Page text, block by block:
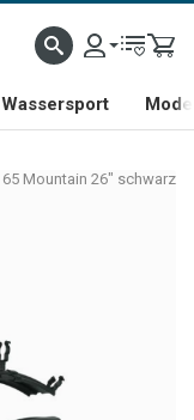
Wassersport
Mountain 26" schwarz